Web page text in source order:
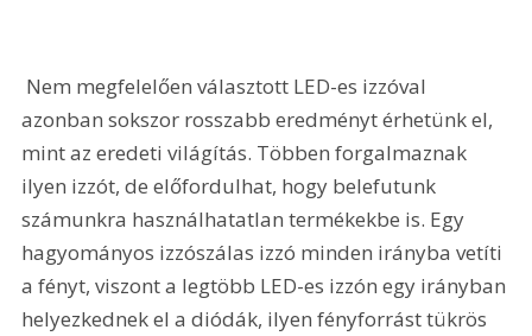
azonban sokszor rosszabb eredményt érhetünk el,
mint az eredeti világítás. Többen forgalmaznak
ilyen izzót, de előfordulhat, hogy belefutunk
számunkra használhatatlan termékekbe is. Egy
hagyományos izzószálas izzó minden irányba vetíti
a fényt, viszont a legtöbb LED-es izzón egy irányban
helyezkednek el a diódák, ilyen fényforrást tükrös